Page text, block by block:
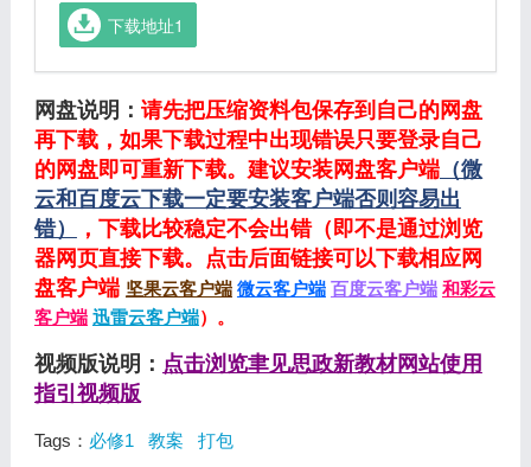
下载地址1
网盘说明： 请先把压缩资料包保存到自己的网盘
再下载，如果下载过程中出现错误只要登录自己
的网盘即可重新下载。建议安装网盘客户端（微
云和百度云下载一定要安装客户端否则容易出
错）
，下载比较稳定不会出错（即不是通过浏览
器网页直接下载。点击后面链接可以下载相应网
盘客户端 坚果云客户端 微云客户端 百度云客户端 和彩云
客户端 迅雷云客户端）。
视频版说明： 点击浏览聿见思政新教材网站使用
指引视频版
Tags： 必修1 教案 打包